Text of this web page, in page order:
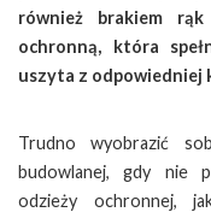
również brakiem
ochronną, która
uszyta z odpowiedniej
Trudno wyobrazić
budowlanej, gdy nie
odzieży ochronnej,